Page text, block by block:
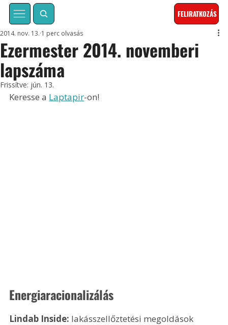
FELIRATKOZÁS
Ezermester 2014. novemberi
lapszáma
2014. nov. 13. 1 perc olvasás
Frissítve: jún. 13.
Keresse a Laptapir-on!
Energiaracionalizálás
Lindab Inside: lakásszellőztetési megoldások